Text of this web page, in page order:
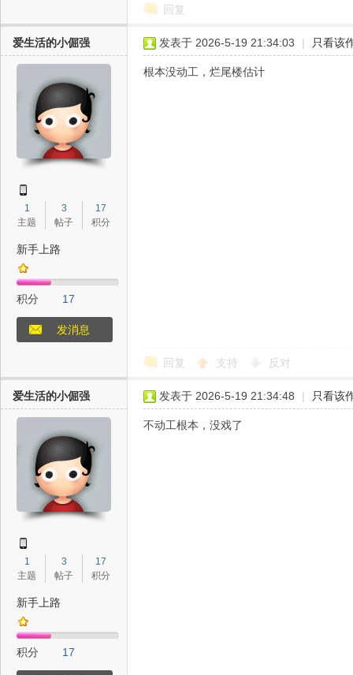
回复
爱生活的小倔强
1
主题
3
帖子
17
积分
新手上路
积分 17
发消息
发表于 2026-5-19 21:34:03 | 只看该
根本没动工，烂尾楼估计
回复 支持 反对
爱生活的小倔强
1
主题
3
帖子
17
积分
新手上路
积分 17
发表于 2026-5-19 21:34:48 | 只看该
不动工根本，没戏了